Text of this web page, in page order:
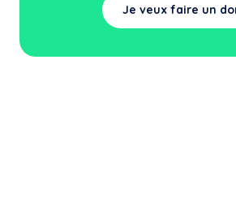
Je veux faire un